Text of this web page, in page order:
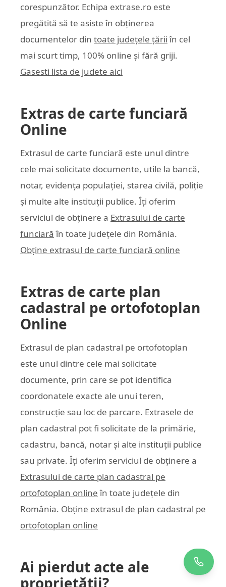
corespunzător. Echipa extrase.ro este
pregătită să te asiste în obținerea
documentelor din toate județele țării în cel
mai scurt timp, 100% online și fără griji.
Gasesti lista de judete aici
Extras de carte funciară
Online
Extrasul de carte funciară este unul dintre
cele mai solicitate documente, utile la bancă,
notar, evidența populației, starea civilă, poliție
și multe alte instituții publice. Îți oferim
serviciul de obținere a Extrasului de carte
funciară în toate județele din România.
Obține extrasul de carte funciară online
Extras de carte plan
cadastral pe ortofotoplan
Online
Extrasul de plan cadastral pe ortofotoplan
este unul dintre cele mai solicitate
documente, prin care se pot identifica
coordonatele exacte ale unui teren,
construcție sau loc de parcare. Extrasele de
plan cadastral pot fi solicitate de la primărie,
cadastru, bancă, notar și alte instituții publice
sau private. Îți oferim serviciul de obținere a
Extrasului de carte plan cadastral pe
ortofotoplan online în toate județele din
România. Obține extrasul de plan cadastral pe
ortofotoplan online
Ai pierdut acte ale
proprietății?